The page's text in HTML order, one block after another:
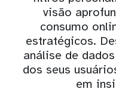
visão
consumo
estratégicos.
análise de
dos seus
em